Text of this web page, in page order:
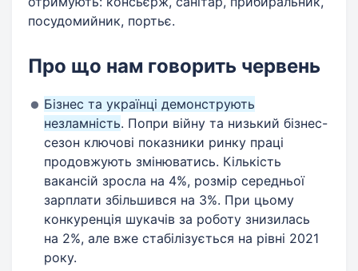
посудомийник, портьє.
Про що нам говорить червень
Бізнес та українці демонструють
незламність. Попри війну та низький бізнес-
сезон ключові показники ринку праці
продовжують змінюватись. Кількість
вакансій зросла на 4%, розмір середньої
зарплати збільшився на 3%. При цьому
конкуренція шукачів за роботу знизилась
на 2%, але вже стабілізується на рівні 2021
року.